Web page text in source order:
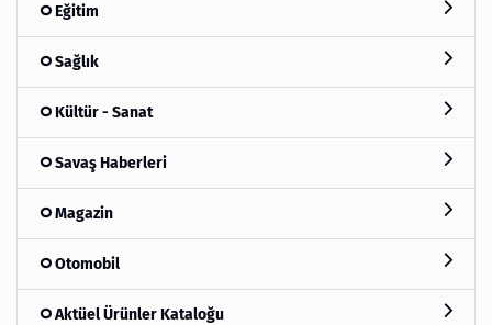
Eğitim
Sağlık
Kültür - Sanat
Savaş Haberleri
Magazin
Otomobil
Aktüel Ürünler Kataloğu